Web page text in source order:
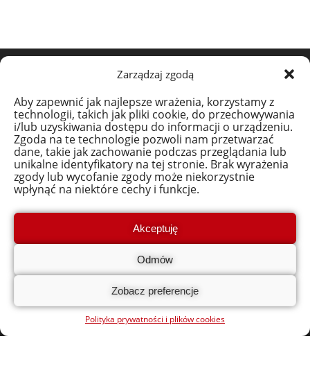
Zarządzaj zgodą
Aby zapewnić jak najlepsze wrażenia, korzystamy z
technologii, takich jak pliki cookie, do przechowywania
i/lub uzyskiwania dostępu do informacji o urządzeniu.
Zgoda na te technologie pozwoli nam przetwarzać
dane, takie jak zachowanie podczas przeglądania lub
unikalne identyfikatory na tej stronie. Brak wyrażenia
zgody lub wycofanie zgody może niekorzystnie
wpłynąć na niektóre cechy i funkcje.
Akceptuję
Odmów
Zobacz preferencje
Polityka prywatności i plików cookies
Regulamin i Dokumenty
Polityka prywatności i plików cookies
Adres:
Polskie Stowarzyszenie Doradcze i Konsultingowe
ul. Pułkowa 11, 15-143 Białystok
ul. Pułkowa 11A, 15-143 Białystok
bon.na.cyfryzacje@polskiestowarzyszenie.pl
NIP: 542-290-15-67
REGON: 052252089